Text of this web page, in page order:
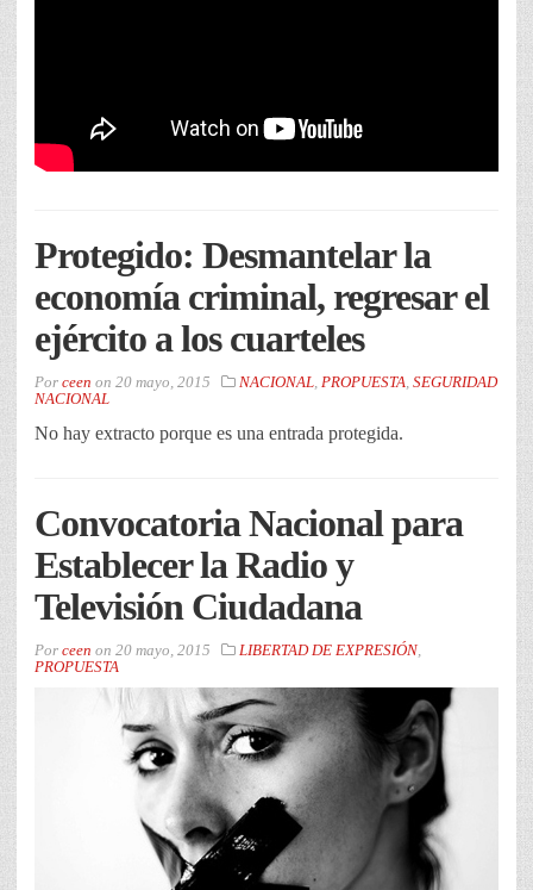
Protegido: Desmantelar la
economía criminal, regresar el
ejército a los cuarteles
Por ceen on 20 mayo, 2015 NACIONAL, PROPUESTA, SEGURIDAD
NACIONAL
No hay extracto porque es una entrada protegida.
Convocatoria Nacional para
Establecer la Radio y
Televisión Ciudadana
Por ceen on 20 mayo, 2015 LIBERTAD DE EXPRESIÓN,
PROPUESTA